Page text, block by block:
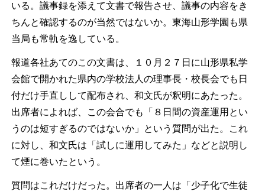
いる。議事録を添えて文書で報告させ、議事の内容をき
ちんと確認するのが当然ではないか。東海山形学園も県
当局も常軌を逸している。
報道各社あてのこの文書は、１０月２７日に山形県私学
会館で開かれた県内の学校法人の理事長・校長会でも日
付だけ手直しして配布され、和文氏が釈明にあたった。
出席者によれば、この会合でも「８日間の資産運用とい
うのは短すぎるのではないか」という質問が出た。これ
に対し、和文氏は「試しに運用してみた」などと説明し
て煙に巻いたという。
質問はこれだけだった。出席者の一人は「少子化で生徒